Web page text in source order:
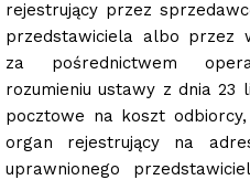
rejestrujący przez
przedstawiciela albo przez
za pośrednictwem
rozumieniu ustawy z dnia 23
pocztowe na koszt
organ rejestrujący na
uprawnionego